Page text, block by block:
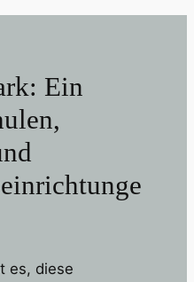
Ein
es, diese